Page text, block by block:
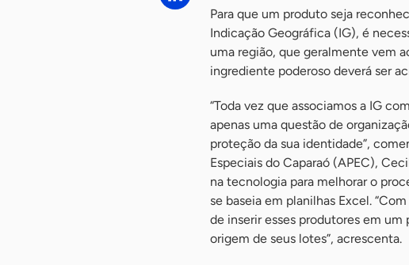
Para que um produto seja
Indicação Geográfica (IG), é
uma região, que geralmente vem
ingrediente poderoso deverá ser
“Toda vez que associamos a IG
apenas uma questão de
proteção da sua identidade”,
Especiais do Caparaó (APEC),
na tecnologia para melhorar o
se baseia em planilhas Excel.
de inserir esses produtores em
origem de seus lotes”, acrescenta.